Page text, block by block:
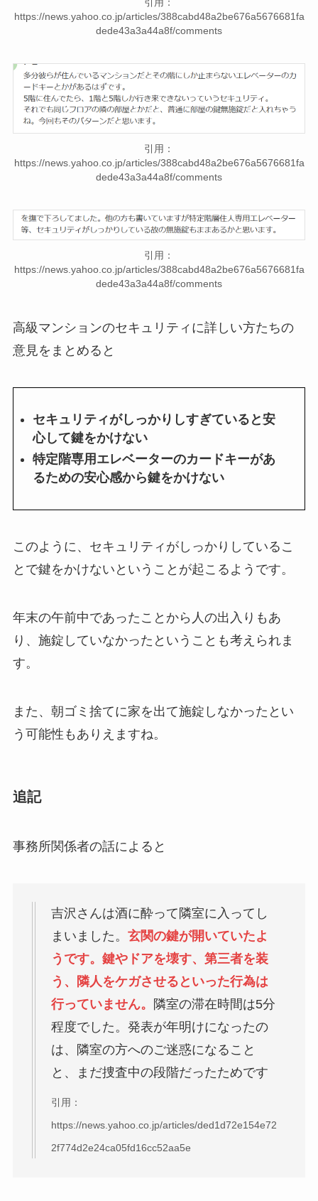
引用：
https://news.yahoo.co.jp/articles/388cabd48a2be676a5676681fa
dede43a3a44a8f/comments
引用：
https://news.yahoo.co.jp/articles/388cabd48a2be676a5676681fa
dede43a3a44a8f/comments
引用：
https://news.yahoo.co.jp/articles/388cabd48a2be676a5676681fa
dede43a3a44a8f/comments
高級マンションのセキュリティに詳しい方たちの
意見をまとめると
セキュリティがしっかりしすぎていると安
心して鍵をかけない
特定階専用エレベーターのカードキーがあ
るための安心感から鍵をかけない
このように、セキュリティがしっかりしているこ
とで鍵をかけないということが起こるようです。
年末の午前中であったことから人の出入りもあ
り、施錠していなかったということも考えられま
す。
また、朝ゴミ捨てに家を出て施錠しなかったとい
う可能性もありえますね。
追記
事務所関係者の話によると
吉沢さんは酒に酔って隣室に入ってし
まいました。 玄関の鍵が開いていたよ
うです。鍵やドアを壊す、第三者を装
う、隣人をケガさせるといった行為は
行っていません。
隣室の滞在時間は5分
程度でした。発表が年明けになったの
は、隣室の方へのご迷惑になること
と、まだ捜査中の段階だったためです
引用：
https://news.yahoo.co.jp/articles/ded1d72e154e72
2f774d2e24ca05fd16cc52aa5e